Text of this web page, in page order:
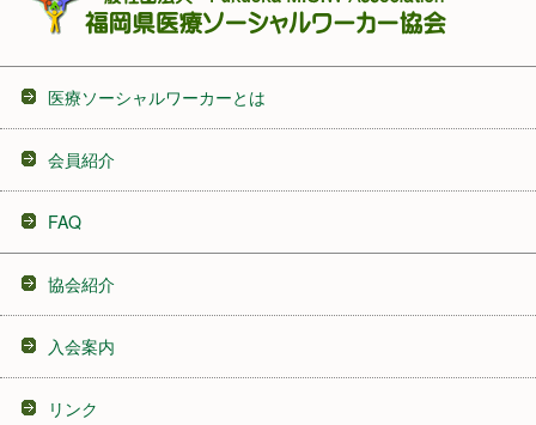
21:00
23:00
医療ソーシャルワーカーとは
会員紹介
FAQ
協会紹介
入会案内
リンク